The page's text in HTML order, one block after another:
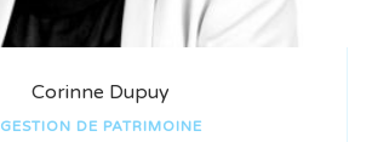
Corinne Dupuy
GESTION DE PATRIMOINE